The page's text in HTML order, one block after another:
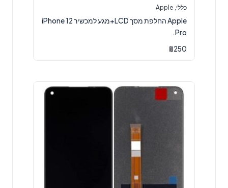
כללי Apple
Apple החלפת מסך LCD+מגע למכשיר iPhone 12
Pro.
₪250